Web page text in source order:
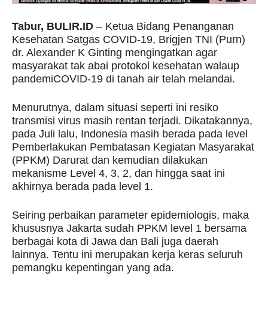
Tabur, BULIR.ID – Ketua Bidang Penanganan
Kesehatan Satgas COVID-19, Brigjen TNI (Purn)
dr. Alexander K Ginting mengingatkan agar
masyarakat tak abai protokol kesehatan walaup
pandemiCOVID-19 di tanah air telah melandai.
Menurutnya, dalam situasi seperti ini resiko
transmisi virus masih rentan terjadi. Dikatakannya,
pada Juli lalu, Indonesia masih berada pada level
Pemberlakukan Pembatasan Kegiatan Masyarakat
(PPKM) Darurat dan kemudian dilakukan
mekanisme Level 4, 3, 2, dan hingga saat ini
akhirnya berada pada level 1.
Seiring perbaikan parameter epidemiologis, maka
khususnya Jakarta sudah PPKM level 1 bersama
berbagai kota di Jawa dan Bali juga daerah
lainnya. Tentu ini merupakan kerja keras seluruh
pemangku kepentingan yang ada.